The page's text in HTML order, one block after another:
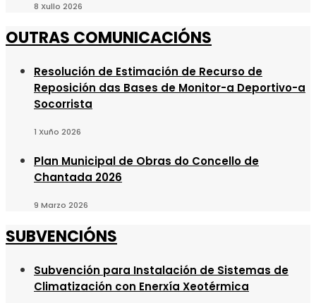
8 Xullo 2026
OUTRAS COMUNICACIÓNS
Resolución de Estimación de Recurso de
Reposición das Bases de Monitor-a Deportivo-a
Socorrista
1 Xuño 2026
Plan Municipal de Obras do Concello de
Chantada 2026
9 Marzo 2026
SUBVENCIÓNS
Subvención para Instalación de Sistemas de
Climatización con Enerxía Xeotérmica